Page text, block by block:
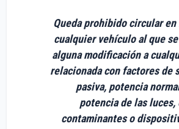
Queda prohibido circular
cualquier vehículo al que
alguna modificación a
relacionada con factores de
pasiva, potencia
potencia de las luces,
contaminantes o